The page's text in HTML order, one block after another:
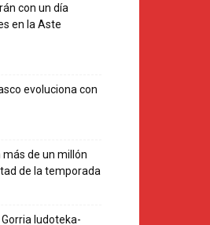
con un día
en la Aste
evoluciona con
más de un millón
de la temporada
ludoteka-